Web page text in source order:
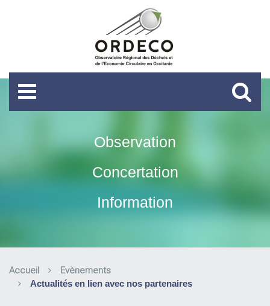
Observation
Concertation
Information
Accueil Evènements
Actualités en lien avec nos partenaires